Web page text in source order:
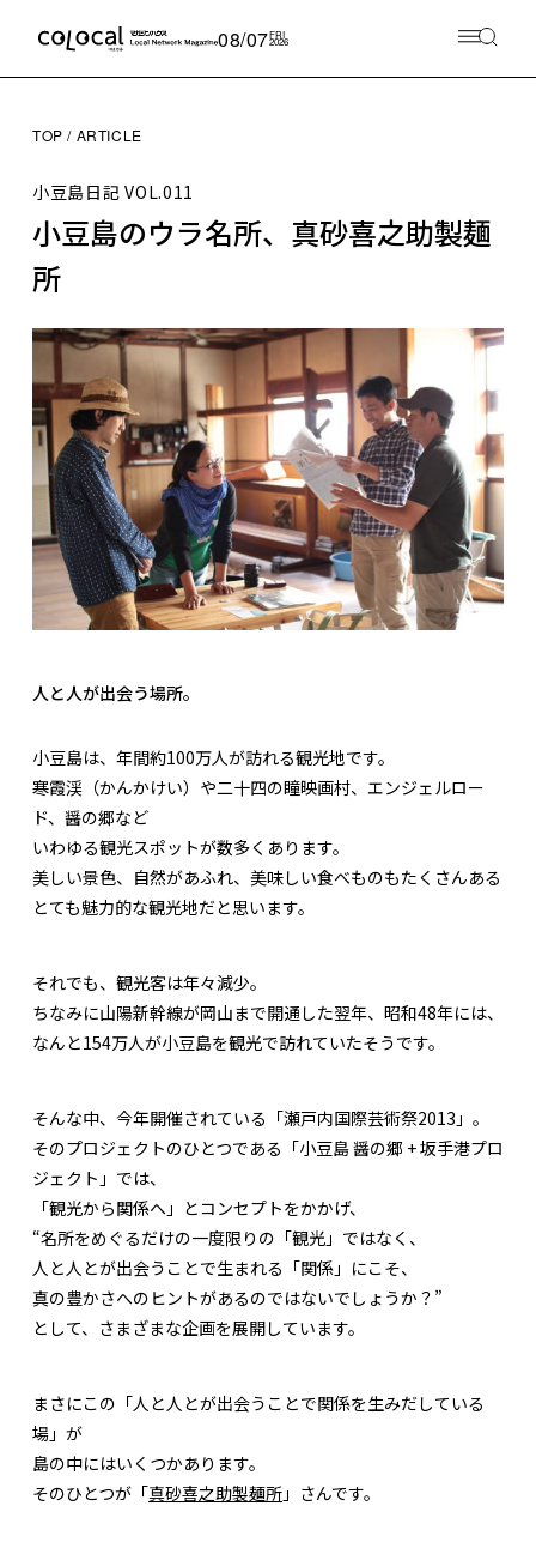
08/07FRI
2026
TOP ARTICLE
小豆島日記VOL.011
小豆島のウラ名所、真砂喜之助製麺
所
人と人が出会う場所。
小豆島は、年間約100万人が訪れる観光地です。
寒霞渓（かんかけい）や二十四の瞳映画村、エンジェルロー
ド、醤の郷など
いわゆる観光スポットが数多くあります。
美しい景色、自然があふれ、美味しい食べものもたくさんある
とても魅力的な観光地だと思います。
それでも、観光客は年々減少。
ちなみに山陽新幹線が岡山まで開通した翌年、昭和48年には、
なんと154万人が小豆島を観光で訪れていたそうです。
そんな中、今年開催されている「瀬戸内国際芸術祭2013」。
そのプロジェクトのひとつである「小豆島 醤の郷 + 坂手港プロ
ジェクト」では、
「観光から関係へ」とコンセプトをかかげ、
“名所をめぐるだけの一度限りの「観光」ではなく、
人と人とが出会うことで生まれる「関係」にこそ、
真の豊かさへのヒントがあるのではないでしょうか？”
として、さまざまな企画を展開しています。
まさにこの「人と人とが出会うことで関係を生みだしている
場」が
島の中にはいくつかあります。
そのひとつが「真砂喜之助製麺所 」さんです。